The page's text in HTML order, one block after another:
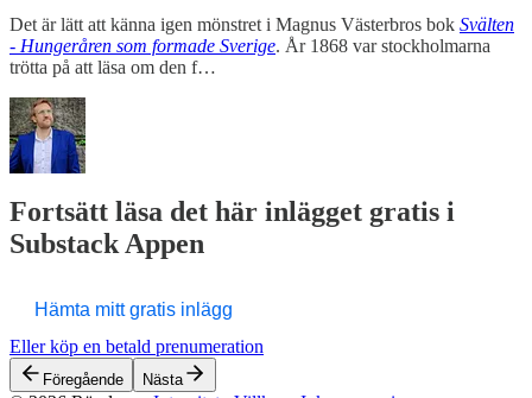
Det är lätt att känna igen mönstret i Magnus Västerbros bok Svälten
- Hungeråren som formade Sverige. År 1868 var stockholmarna
trötta på att läsa om den f…
Fortsätt läsa det här inlägget gratis i
Substack Appen
Hämta mitt gratis inlägg
Eller köp en betald prenumeration
Föregående Nästa